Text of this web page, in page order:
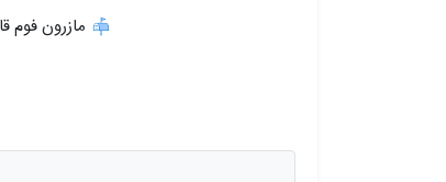
مازرون فوم قائم: 88154–47831 | تینار فوم قائم: 88188–47831 | پویا